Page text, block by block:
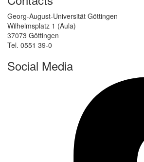
Georg-August-Universität Göttingen
Wilhelmsplatz 1 (Aula)
37073 Göttingen
Tel. 0551 39-0
Social Media